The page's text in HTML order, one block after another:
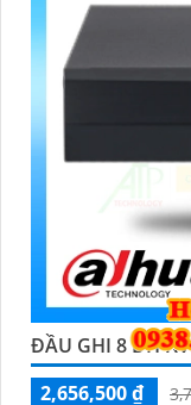
ĐẦU GHI 8 DH-
2,656,500 ₫